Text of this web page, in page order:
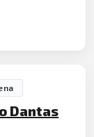
Dantas